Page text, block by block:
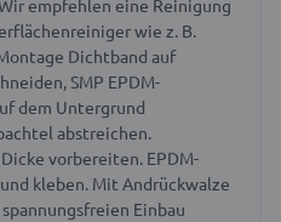
empfehlen eine Reinigung
wie z. B.
Dichtband auf
SMP EPDM-
dem Untergrund
abstreichen.
vorbereiten. EPDM-
kleben. Mit Andrückwalze
Einbau